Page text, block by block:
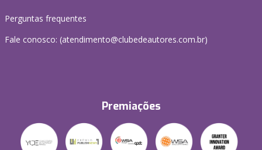
Perguntas frequentes
Fale conosco: (atendimento@clubedeautores.com.br)
Premiações